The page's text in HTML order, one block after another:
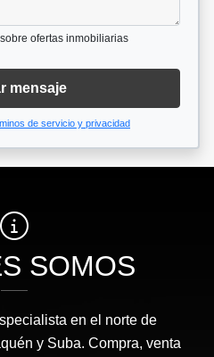
ofertas inmobiliarias
mensaje
de servicio y privacidad
SOMOS
en el norte de
y Suba. Compra, venta